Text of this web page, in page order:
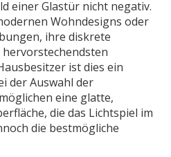
einer Glastür nicht negativ.
Wohndesigns oder
ihre diskrete
ist dies ein
der Auswahl der
eine glatte,
die das Lichtspiel im
die bestmögliche